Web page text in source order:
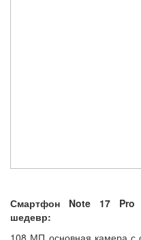
Смартфон Note 17 Pro
шедевр: